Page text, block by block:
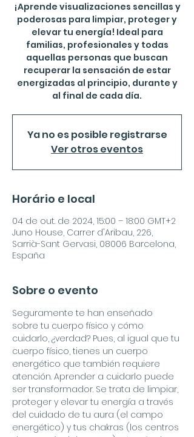
¡Aprende visualizaciones sencillas y
poderosas para limpiar, proteger y
elevar tu energía! Ideal para
familias, profesionales y todas
aquellas personas que buscan
recuperar la sensación de estar
energizadas al principio, durante y
al final de cada día.
Ya no es posible registrarse
Ver otros eventos
Horário e local
04 de out. de 2024, 15:00 – 18:00 GMT+2
Juno House, Carrer d'Aribau, 226,
Sarrià-Sant Gervasi, 08006 Barcelona,
España
Sobre o evento
Seguramente te han enseñado
sobre tu cuerpo físico y cómo
cuidarlo, ¿verdad? Pues, al igual que tu
cuerpo físico, tienes un cuerpo
energético que también requiere
atención. Aprender a cuidarlo puede
ser transformador. Se trata de limpiar,
proteger y elevar tu energía a través
del cuidado de tu aura (el campo
energético) y tus chakras (los centros